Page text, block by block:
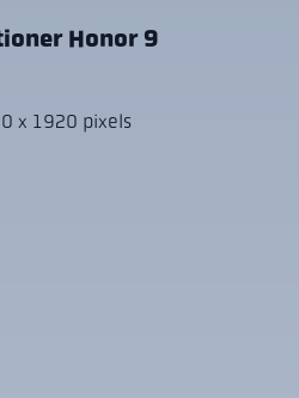
Honor 9
x 1920 pixels